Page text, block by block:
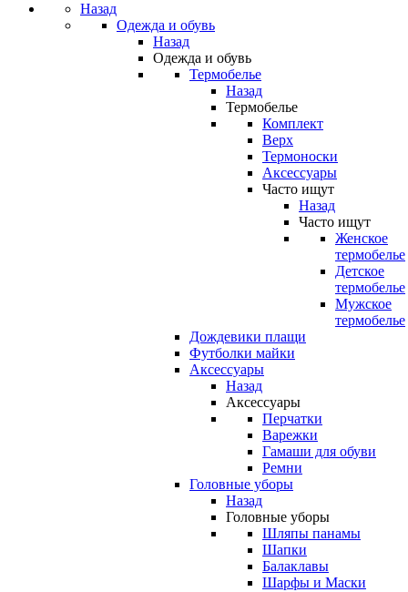
Назад
Одежда и обувь
Назад
Одежда и обувь
Термобелье
Назад
Термобелье
Комплект
Верх
Термоноски
Аксессуары
Часто ищут
Назад
Часто ищут
Женское
термобелье
Детское
термобелье
Мужское
термобелье
Дождевики плащи
Футболки майки
Аксессуары
Назад
Аксессуары
Перчатки
Варежки
Гамаши для обуви
Ремни
Головные уборы
Назад
Головные уборы
Шляпы панамы
Шапки
Балаклавы
Шарфы и Маски